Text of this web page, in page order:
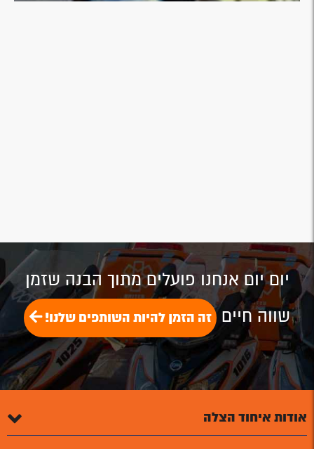
יום יום אנחנו פועלים מתוך הבנה שזמן
שווה חיים זה הזמן להיות השותפים שלנו!
אודות איחוד הצלה